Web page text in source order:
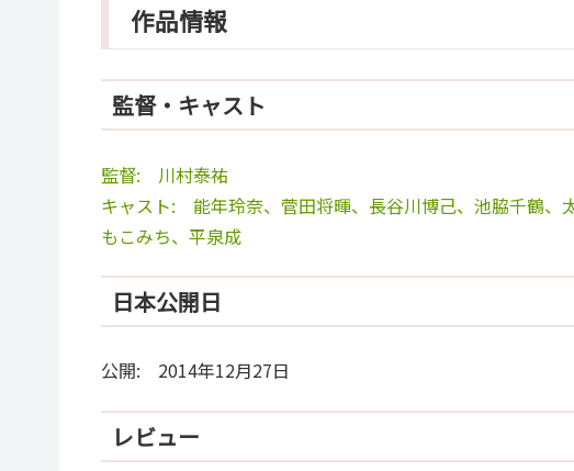
作品情報
監督・キャスト
監督: 川村泰祐
キャスト: 能年玲奈、菅田将暉、長谷川博己、池脇千鶴、
もこみち、平泉成
日本公開日
公開: 2014年12月27日
レビュー